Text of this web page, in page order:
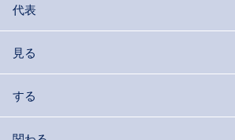
代表
見る
する